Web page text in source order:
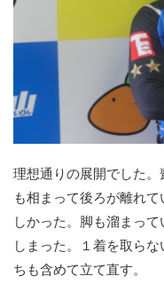
理想通りの展開でした
も相まって後ろが離れ
しかった。脚も溜まっ
しまった。１着を取ら
ちも含めて立て直す。